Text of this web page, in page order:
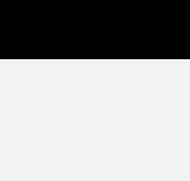
de Arte e Lazer